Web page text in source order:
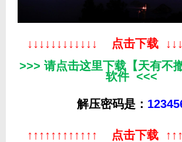
↓↓↓↓↓↓↓↓↓↓↓↓ 点击下载 ↓↓↓
>>> 请点击这里下载【天有不
软件 <<<
解压密码是：
↑↑↑↑↑↑↑↑↑↑↑↑ 点击下载 ↑↑↑